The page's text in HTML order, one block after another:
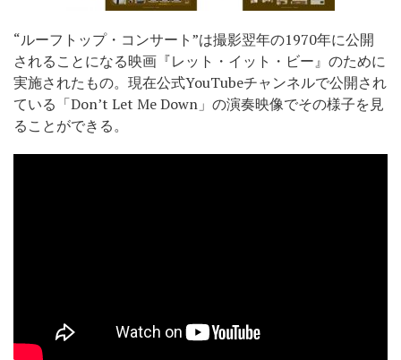
“ルーフトップ・コンサート”は撮影翌年の1970年に公開
されることになる映画『レット・イット・ビー』のために
実施されたもの。現在公式YouTubeチャンネルで公開され
ている「Don’t Let Me Down」の演奏映像でその様子を見
ることができる。